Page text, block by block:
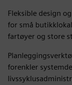
Fleksible design
for små
fartøyer og store
forenkler